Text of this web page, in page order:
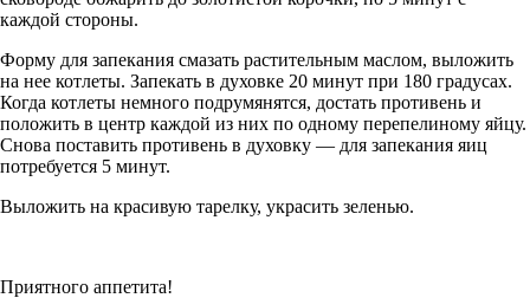
каждой стороны.
Форму для запекания смазать растительным маслом, выложить
на нее котлеты. Запекать в духовке 20 минут при 180 градусах.
Когда котлеты немного подрумянятся, достать противень и
положить в центр каждой из них по одному перепелиному яйцу.
Снова поставить противень в духовку — для запекания яиц
потребуется 5 минут.
Выложить на красивую тарелку, украсить зеленью.
Приятного аппетита!